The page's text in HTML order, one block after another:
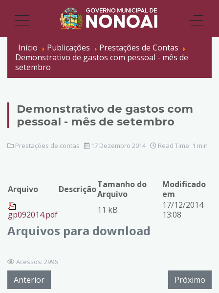
Início Publicações
Prestações de Contas
Demonstrativo de gastos com pessoal - mês de
setembro
Demonstrativo de gastos com
pessoal - mês de setembro
Prestações de contas 17 Dezembro 2014 Read Time: 1 min
Arquivos para download
Arquivo DescriçãoTamanho do
Arquivo
Modificado
em
gp092014.pdf
11 kB
17/12/2014
13:08
Acessos: 2996
Anterior Próximo